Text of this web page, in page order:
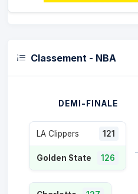
Classement - NBA
DEMI-FINALE
LA Clippers 121
Golden State 126